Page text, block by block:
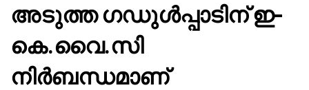
അടുത്ത ഗഡുൾപ്പാടിന് ഇ-
കെ.വൈ.സി
നിർബന്ധമാണ്